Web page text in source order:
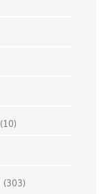
(10)
(303)